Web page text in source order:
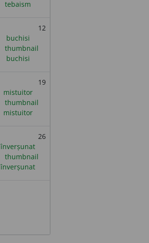
12
buchisi
19
mistuitor
26
înverșunat